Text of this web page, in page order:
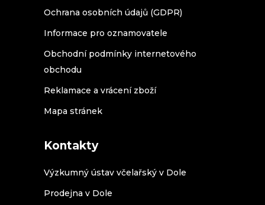
Ochrana osobních údajů (GDPR)
Informace pro oznamovatele
Obchodní podmínky internetového
obchodu
Reklamace a vrácení zboží
Mapa stránek
Kontakty
Výzkumný ústav včelařský v Dole
Prodejna v Dole